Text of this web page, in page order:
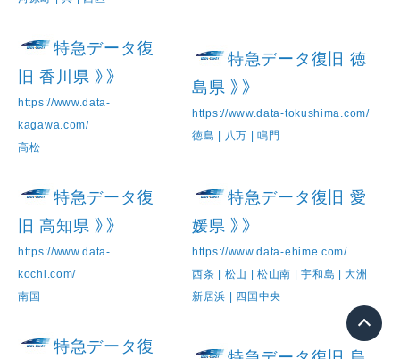
特急データ復
旧 香川県 》》
https://www.data-
kagawa.com/
高松
特急データ復旧 徳
島県 》》
https://www.data-tokushima.com/
徳島 | 八万 | 鳴門
特急データ復
旧 高知県 》》
https://www.data-
kochi.com/
南国
特急データ復旧 愛
媛県 》》
https://www.data-ehime.com/
西条 | 松山 | 松山南 | 宇和島 | 大洲
新居浜 | 四国中央
特急データ復